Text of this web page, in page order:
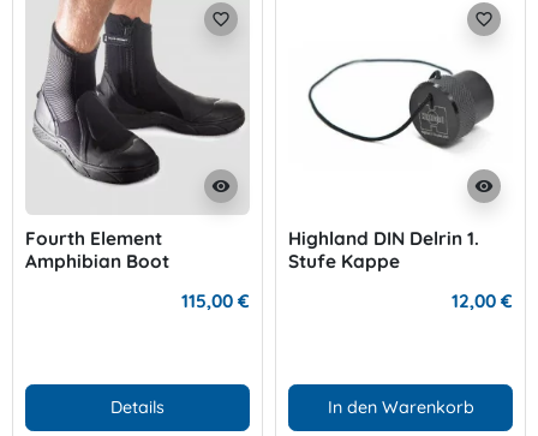
visibility
favorite_border
Fourth Element
Amphibian Boot
115,00 €
Details
visibility
favorite_border
Highland DIN Delrin 1.
Stufe Kappe
12,00 €
In den Warenkorb